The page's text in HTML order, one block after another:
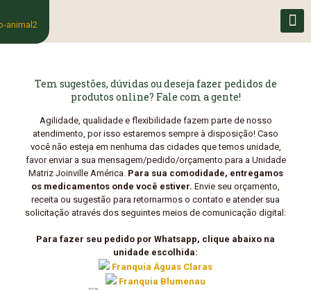
Tem sugestões, dúvidas ou deseja fazer pedidos de
produtos online? Fale com a gente!
Agilidade, qualidade e flexibilidade fazem parte de nosso
atendimento, por isso estaremos sempre à disposição! Caso
você não esteja em nenhuma das cidades que temos unidade,
favor enviar a sua mensagem/pedido/orçamento para a Unidade
Matriz Joinville América. Para sua comodidade, entregamos
os medicamentos onde você estiver. Envie seu orçamento,
receita ou sugestão para retornarmos o contato e atender sua
solicitação através dos seguintes meios de comunicação digital:
Para fazer seu pedido por Whatsapp, clique abaixo na
unidade escolhida:
Franquia Águas Claras
Franquia Blumenau